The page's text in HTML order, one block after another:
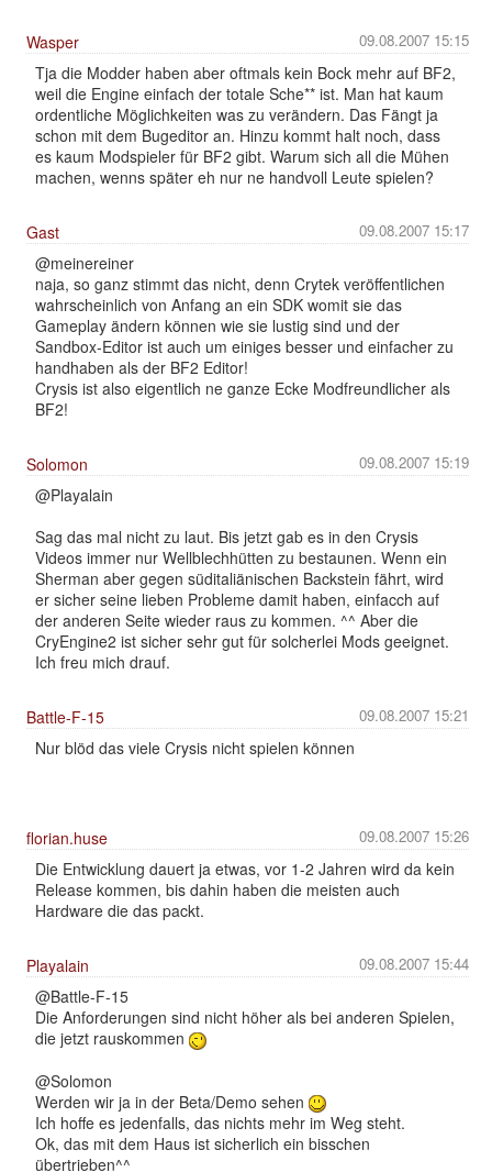
09.08.2007 15:15
Wasper
Tja die Modder haben aber oftmals kein Bock mehr auf BF2,
weil die Engine einfach der totale Sche** ist. Man hat kaum
ordentliche Möglichkeiten was zu verändern. Das Fängt ja
schon mit dem Bugeditor an. Hinzu kommt halt noch, dass
es kaum Modspieler für BF2 gibt. Warum sich all die Mühen
machen, wenns später eh nur ne handvoll Leute spielen?
09.08.2007 15:17
Gast
@meinereiner
naja, so ganz stimmt das nicht, denn Crytek veröffentlichen
wahrscheinlich von Anfang an ein SDK womit sie das
Gameplay ändern können wie sie lustig sind und der
Sandbox-Editor ist auch um einiges besser und einfacher zu
handhaben als der BF2 Editor!
Crysis ist also eigentlich ne ganze Ecke Modfreundlicher als
BF2!
09.08.2007 15:19
Solomon
@Playalain
Sag das mal nicht zu laut. Bis jetzt gab es in den Crysis
Videos immer nur Wellblechhütten zu bestaunen. Wenn ein
Sherman aber gegen süditaliänischen Backstein fährt, wird
er sicher seine lieben Probleme damit haben, einfacch auf
der anderen Seite wieder raus zu kommen. ^^ Aber die
CryEngine2 ist sicher sehr gut für solcherlei Mods geeignet.
Ich freu mich drauf.
09.08.2007 15:21
Battle-F-15
Nur blöd das viele Crysis nicht spielen können
09.08.2007 15:26
florian.huse
Die Entwicklung dauert ja etwas, vor 1-2 Jahren wird da kein
Release kommen, bis dahin haben die meisten auch
Hardware die das packt.
09.08.2007 15:44
Playalain
@Battle-F-15
Die Anforderungen sind nicht höher als bei anderen Spielen,
die jetzt rauskommen
@Solomon
Werden wir ja in der Beta/Demo sehen
Ich hoffe es jedenfalls, das nichts mehr im Weg steht.
Ok, das mit dem Haus ist sicherlich ein bisschen
übertrieben^^